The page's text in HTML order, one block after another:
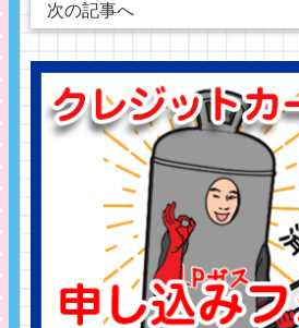
次の記事へ